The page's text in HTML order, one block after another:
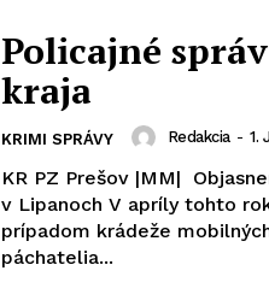
Policajné
kraja
KRIMI SPRÁVY Redakcia - 1.
KR PZ Prešov |MM|
v Lipanoch V apríly tohto roku došlo v Lipanoch k trom
prípadom krádeže
páchatelia...